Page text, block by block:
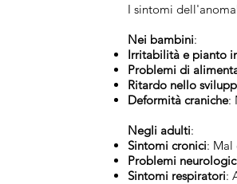
I sintomi
Nei bambini:
Irritabilità e pianto
Problemi di
Ritardo nello
Deformità craniche:
Negli adulti:
Sintomi cronici: Mal
Problemi
Sintomi respiratori: